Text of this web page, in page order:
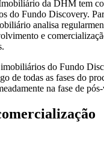
da DHM tem
do Fundo Discovery.
analisa
e
do Fundo
de todas as fases do
na fase de